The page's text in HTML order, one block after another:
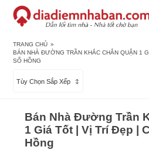
TRANG CHỦ »
BÁN NHÀ ĐƯỜNG TRẦN KHẮC CHÂN QUẬN 1 GIÁ TỐT | VỊ TRÍ ĐẸP | CHÍNH CHỦ
SỔ HỒNG
Tùy Chọn Sắp Xếp
Bán Nhà Đường Trần
1 Giá Tốt | Vị Trí Đẹp |
Hồng